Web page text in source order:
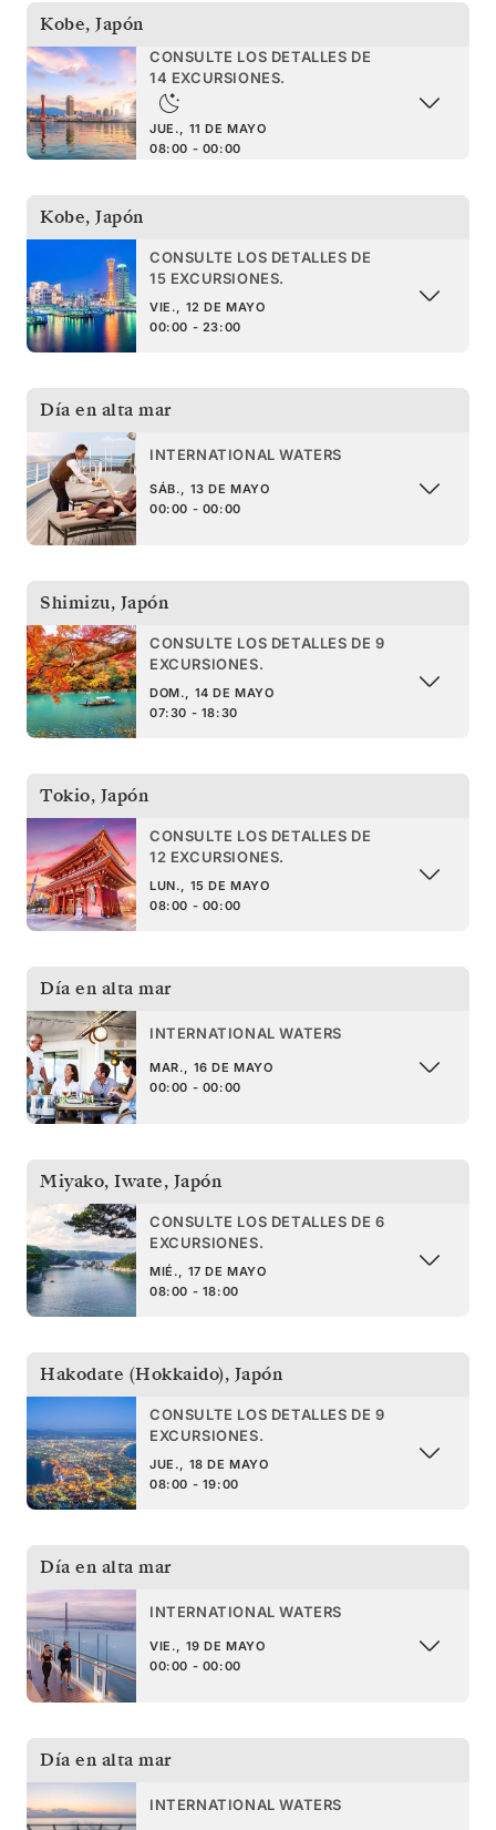
Kobe, Japón
CONSULTE LOS DETALLES DE
14 EXCURSIONES.
JUE., 11 DE MAYO
08:00 - 00:00
Kobe, Japón
CONSULTE LOS DETALLES DE
15 EXCURSIONES.
VIE., 12 DE MAYO
00:00 - 23:00
Día en alta mar
INTERNATIONAL WATERS
SÁB., 13 DE MAYO
00:00 - 00:00
Shimizu, Japón
CONSULTE LOS DETALLES DE 9
EXCURSIONES.
DOM., 14 DE MAYO
07:30 - 18:30
Tokio, Japón
CONSULTE LOS DETALLES DE
12 EXCURSIONES.
LUN., 15 DE MAYO
08:00 - 00:00
Día en alta mar
INTERNATIONAL WATERS
MAR., 16 DE MAYO
00:00 - 00:00
Miyako, Iwate, Japón
CONSULTE LOS DETALLES DE 6
EXCURSIONES.
MIÉ., 17 DE MAYO
08:00 - 18:00
Hakodate (Hokkaido), Japón
CONSULTE LOS DETALLES DE 9
EXCURSIONES.
JUE., 18 DE MAYO
08:00 - 19:00
Día en alta mar
INTERNATIONAL WATERS
VIE., 19 DE MAYO
00:00 - 00:00
Día en alta mar
INTERNATIONAL WATERS